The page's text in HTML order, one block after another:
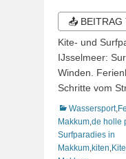
📤 BEITRAG
Kite- und
IJsselmeer:
Winden.
Schritte vom
Kategorien
Wassersport,
Makkum,de holle
Surfparadies in
Makkum,kiten,